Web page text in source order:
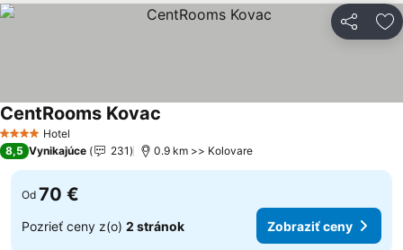
Zdieľať
4 Počet hviezdičiek
Hotel
CentRooms Kovac
8,5 Vynikajúce 231 0.9 km >> Kolovare
Od 70 €
Pozrieť ceny z(o) 2 stránok Zobraziť ceny